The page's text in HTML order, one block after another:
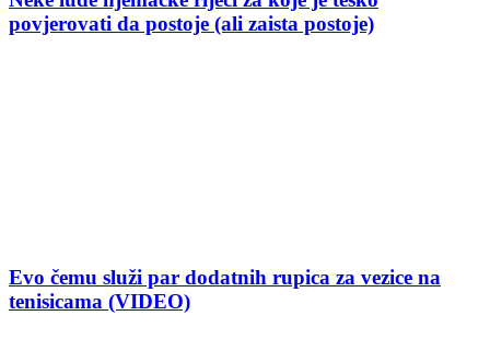
povjerovati da postoje (ali zaista postoje)
Evo čemu služi par dodatnih rupica za vezice na
tenisicama (VIDEO)